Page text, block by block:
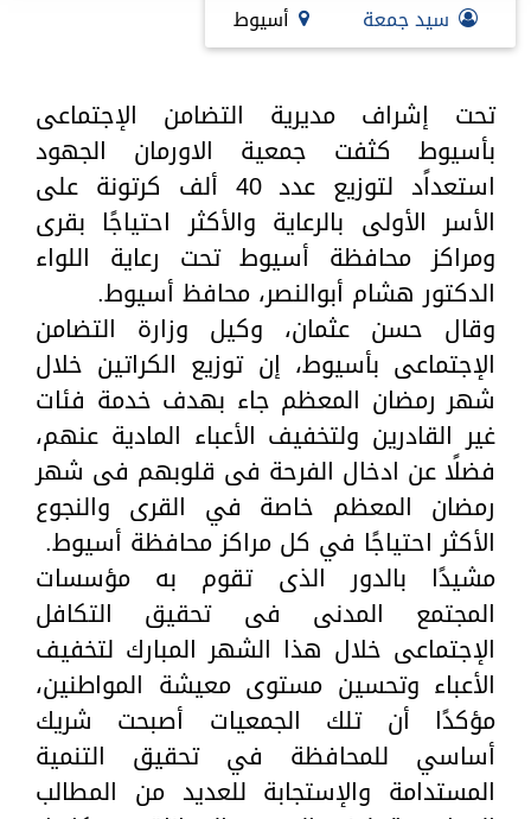
سيد جمعة أسيوط
تحت إشراف مديرية التضامن الإجتماعى
بأسيوط كثفت جمعية الاورمان الجهود
استعداًد لتوزيع عدد 40 ألف كرتونة على
الأسر الأولى بالرعاية والأكثر احتياجًا بقرى
ومراكز محافظة أسيوط تحت رعاية اللواء
الدكتور هشام أبوالنصر، محافظ أسيوط.
وقال حسن عثمان، وكيل وزارة التضامن
الإجتماعى بأسيوط، إن توزيع الكراتين خلال
شهر رمضان المعظم جاء بهدف خدمة فئات
غير القادرين ولتخفيف الأعباء المادية عنهم،
فضلًا عن ادخال الفرحة فى قلوبهم فى شهر
رمضان المعظم خاصة في القرى والنجوع
الأكثر احتياجًا في كل مراكز محافظة أسيوط.
مشيدًا بالدور الذى تقوم به مؤسسات
المجتمع المدنى فى تحقيق التكافل
الإجتماعى خلال هذا الشهر المبارك لتخفيف
الأعباء وتحسين مستوى معيشة المواطنين،
مؤكدًا أن تلك الجمعيات أصبحت شريك
أساسي للمحافظة في تحقيق التنمية
المستدامة والإستجابة للعديد من المطالب